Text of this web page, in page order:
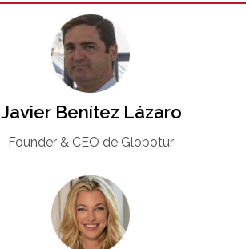
Javier Benítez Lázaro
Founder & CEO de Globotur​